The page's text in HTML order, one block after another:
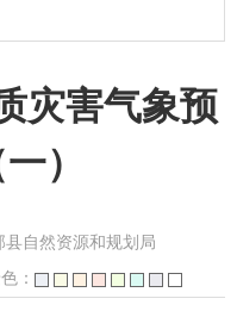
灾害气象预
）
县自然资源和规划局
：